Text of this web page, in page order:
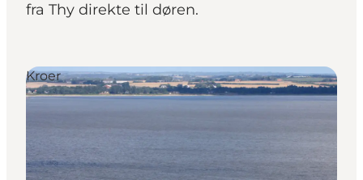
fra Thy direkte til døren.
Kroer